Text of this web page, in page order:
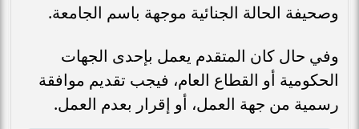
وصحيفة الحالة الجنائية موجهة باسم الجامعة.
وفي حال كان المتقدم يعمل بإحدى الجهات
الحكومية أو القطاع العام، فيجب تقديم موافقة
رسمية من جهة العمل، أو إقرار بعدم العمل.